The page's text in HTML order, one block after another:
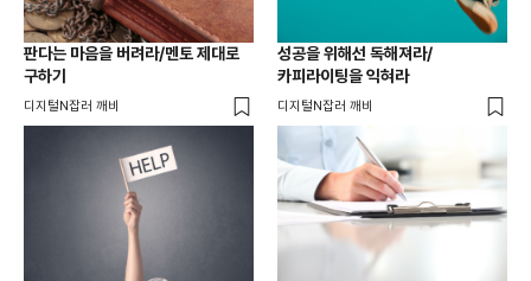
판다는 마음을 버려라/멘토 제대로
구하기
디지털N잡러 깨비
성공을 위해선 독해져라/
카피라이팅을 익혀라
디지털N잡러 깨비